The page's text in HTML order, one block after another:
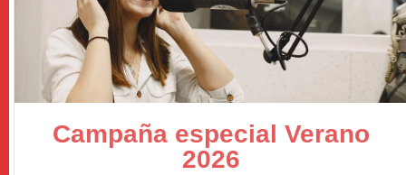
Campaña especial Verano
2026